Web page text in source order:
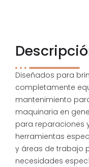
Diseñados para
completamente
mantenimiento
maquinaria en
para reparaciones
herramientas
y áreas de trabajo
necesidades